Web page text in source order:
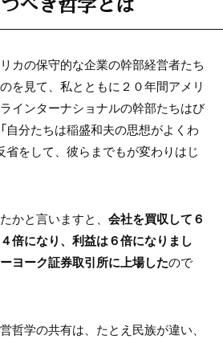
カの保守的な企業の幹部経営者たち
を見て、私とともに２０年間アメリ
インターナショナルの幹部たちはび
自分たちは稲盛和夫の思想がよくわ
省をして、彼らまでもが変わりはじ
かと言いますと、 会社を買収して６
倍になり、利益は６倍になりまし
ヨーク証券取引所に上場したので
哲学の共有は、たとえ民族が違い、